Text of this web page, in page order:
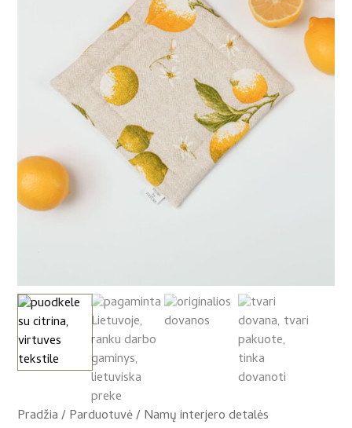
Pradžia/Parduotuvė/Namų interjero detalės
/